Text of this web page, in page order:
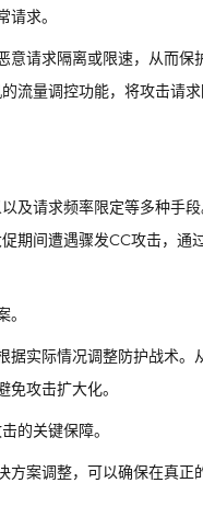
求。
请求隔离或限速，从而保
流量调控功能，将攻击请
请求频率限定等多种手
期间遭遇骤发CC攻击，通
实际情况调整防护战术
攻击扩大化。
的关键保障。
案调整，可以确保在真